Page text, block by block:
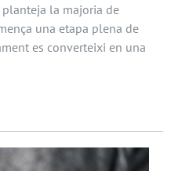
la majoria de
una etapa plena de
es converteixi en una